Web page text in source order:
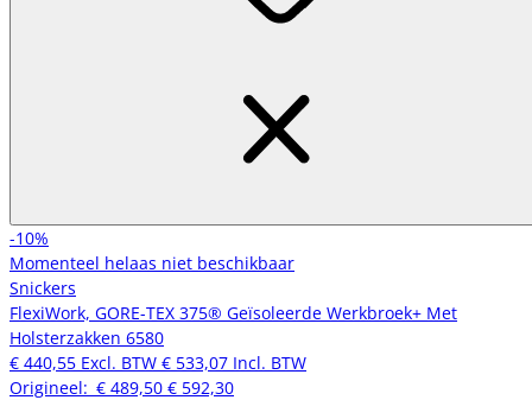
-10%
Momenteel helaas niet beschikbaar
Snickers
FlexiWork, GORE-TEX 375® Geïsoleerde Werkbroek+ Met
Holsterzakken 6580
€ 440,55 Excl. BTW € 533,07 Incl. BTW
Origineel: € 489,50 € 592,30